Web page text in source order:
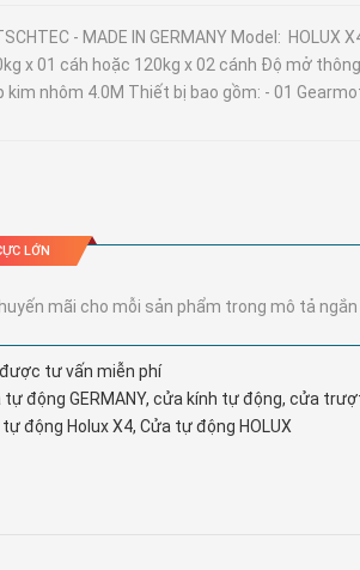
- MADE IN GERMANY Model: HOLUX
x 01 cáh hoặc 120kg x 02 cánh Độ mở
nhôm 4.0M Thiết bị bao gồm: - 01
LỚN
mãi cho mỗi sản phẩm trong mô tả ngắn
tư vấn miễn phí
động GERMANY, cửa kính tự động, cửa
động Holux X4, Cửa tự động HOLUX